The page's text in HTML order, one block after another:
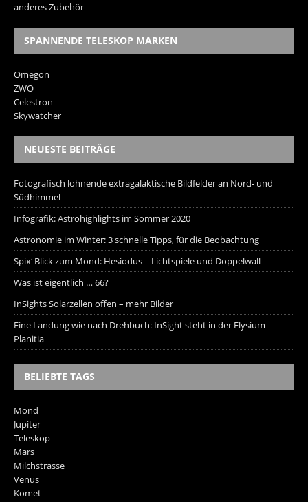
anderes Zubehör
SPANNENDE TELESKOP MARKEN
Omegon
ZWO
Celestron
Skywatcher
NEUESTE BEITRÄGE
Fotografisch lohnende extragalaktische Bildfelder an Nord- und
Südhimmel
Infografik: Astrohighlights im Sommer 2020
Astronomie im Winter: 3 schnelle Tipps, für die Beobachtung
Spix‘ Blick zum Mond: Hesiodus – Lichtspiele und Doppelwall
Was ist eigentlich … 66?
InSights Solarzellen offen – mehr Bilder
Eine Landung wie nach Drehbuch: InSight steht in der Elysium
Planitia
BELIEBTE TAGS
Mond
Jupiter
Teleskop
Mars
Milchstrasse
Venus
Komet